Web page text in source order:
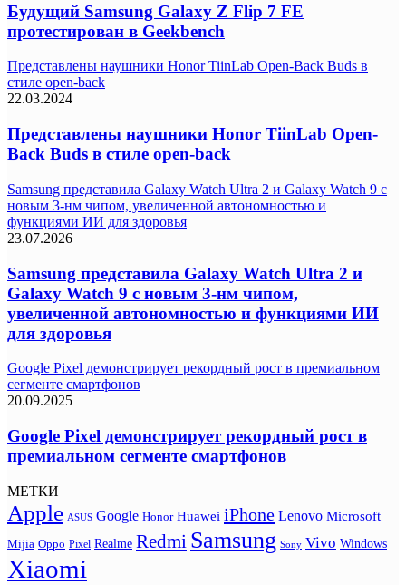
Будущий Samsung Galaxy Z Flip 7 FE
протестирован в Geekbench
Представлены наушники Honor TiinLab Open-Back Buds в
стиле open-back
22.03.2024
Представлены наушники Honor TiinLab Open-
Back Buds в стиле open-back
Samsung представила Galaxy Watch Ultra 2 и Galaxy Watch 9 с
новым 3-нм чипом, увеличенной автономностью и
функциями ИИ для здоровья
23.07.2026
Samsung представила Galaxy Watch Ultra 2 и
Galaxy Watch 9 с новым 3-нм чипом,
увеличенной автономностью и функциями ИИ
для здоровья
Google Pixel демонстрирует рекордный рост в премиальном
сегменте смартфонов
20.09.2025
Google Pixel демонстрирует рекордный рост в
премиальном сегменте смартфонов
МЕТКИ
Apple ASUS Google Honor Huawei iPhone Lenovo Microsoft
Mijia Oppo Pixel Realme Redmi Samsung Sony Vivo Windows
Xiaomi